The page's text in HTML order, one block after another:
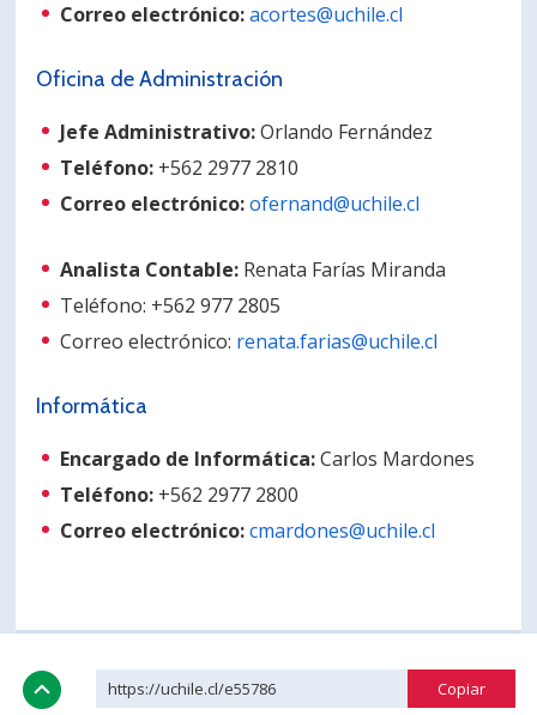
Correo electrónico:acortes@uchile.cl
Oficina de Administración
Jefe Administrativo:Orlando Fernández
Teléfono: +562 2977 2810
Correo electrónico:ofernand@uchile.cl
Analista Contable: Renata Farías Miranda
Teléfono: +562 977 2805
Correo electrónico: renata.farias@uchile.cl
Informática
Encargado de Informática:Carlos Mardones
Teléfono: +562 2977 2800
Correo electrónico:cmardones@uchile.cl
https://uchile.cl/e55786